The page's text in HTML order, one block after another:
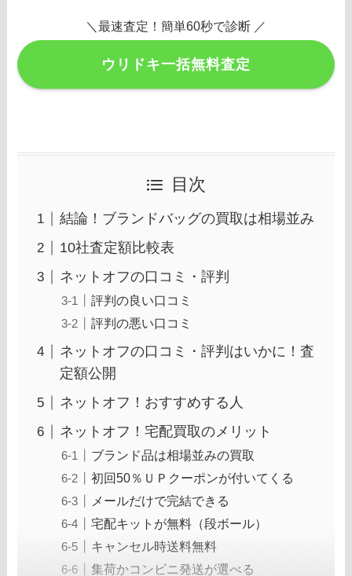
＼最速査定！簡単60秒で診断 ／
ウリドキ一括無料査定
目次
結論！ブランドバッグの買取は相場並み
10社査定額比較表
ネットオフの口コミ・評判
評判の良い口コミ
評判の悪い口コミ
ネットオフの口コミ・評判はいかに！査
定額公開
ネットオフ！おすすめする人
ネットオフ！宅配買取のメリット
ブランド品は相場並みの買取
初回50％ＵＰクーポンが付いてくる
メールだけで完結できる
宅配キットが無料（段ボール）
キャンセル時送料無料
集荷かコンビニ発送が選べる